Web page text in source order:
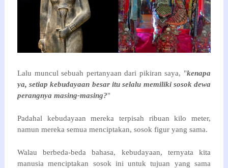
Lalu muncul sebuah pertanyaan dari pikiran saya, "kenapa
ya, setiap kebudayaan besar itu selalu memiliki sosok dewa
perangnya masing-masing?"
Padahal kebudayaan mereka terpisah ribuan kilo meter,
namun mereka semua menciptakan, sosok figur yang sama.
Walau berbeda-beda bahasa, kebudayaan, ternyata kita
manusia menciptakan sosok ini untuk tujuan yang sama